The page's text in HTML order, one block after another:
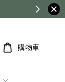
購物車